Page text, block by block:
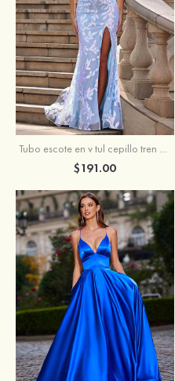
Tubo escote en v tul cepillo tren vestido de graduación
$191.00